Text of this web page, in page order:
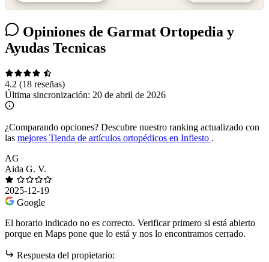
Opiniones de Garmat Ortopedia y
Ayudas Tecnicas
4.2 (18 reseñas)
Última sincronización: 20 de abril de 2026
¿Comparando opciones? Descubre nuestro ranking actualizado con
las mejores Tienda de artículos ortopédicos en Infiesto .
AG
Aida G. V.
2025-12-19
Google
El horario indicado no es correcto. Verificar primero si está abierto
porque en Maps pone que lo está y nos lo encontramos cerrado.
Respuesta del propietario: